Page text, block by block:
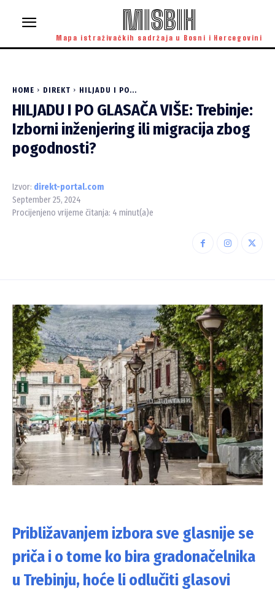
MISBIH
Mapa istraživačkih sadržaja u Bosni i Hercegovini
HOME DIREKT HILJADU I PO...
HILJADU I PO GLASAČA VIŠE: Trebinje:
Izborni inženjering ili migracija zbog
pogodnosti?
Izvor: direkt-portal.com
September 25, 2024
Procijenjeno vrijeme čitanja: 4 minut(a)e
Približavanjem izbora sve glasnije se
priča i o tome ko bira gradonačelnika
u Trebinju, hoće li odlučiti glasovi